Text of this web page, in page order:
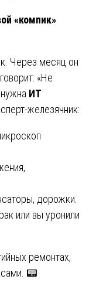
«компик»
Через месяц он
«Не
ИТ
железячник:
дорожки.
или вы уронили
ремонтах,
📟